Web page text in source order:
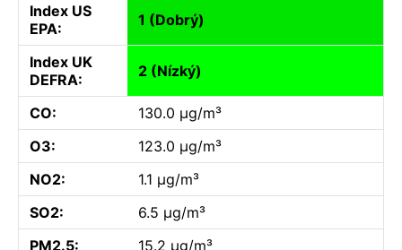
Index US
EPA:
1 (Dobrý)
Index UK
DEFRA:
2 (Nízký)
CO:
130.0 µg/m³
O3:
123.0 µg/m³
NO2:
1.1 µg/m³
SO2:
6.5 µg/m³
PM2.5:
15.2 µg/m³